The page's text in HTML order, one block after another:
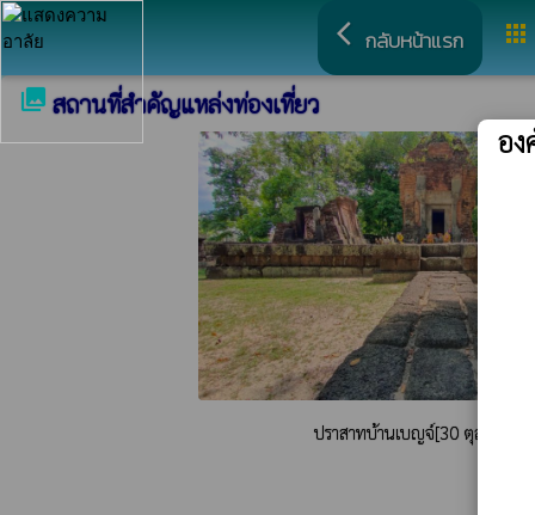
arrow_back_ios กลับหน้าแรก apps
collections สถานที่สำคัญแหล่งท่องเที่ยว
ปราสาทบ้านเบญจ์[30 ตุลาคม
อ